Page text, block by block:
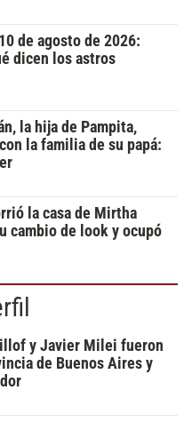
de agosto de 2026:
dicen los astros
la hija de Pampita,
la familia de su papá:
la casa de Mirtha
cambio de look y ocupó
y Javier Milei fueron
de Buenos Aires y